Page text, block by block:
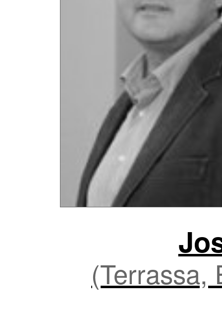
(Terrassa,